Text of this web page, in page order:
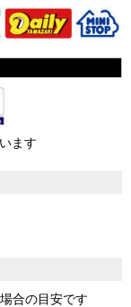
ます
合の目安です